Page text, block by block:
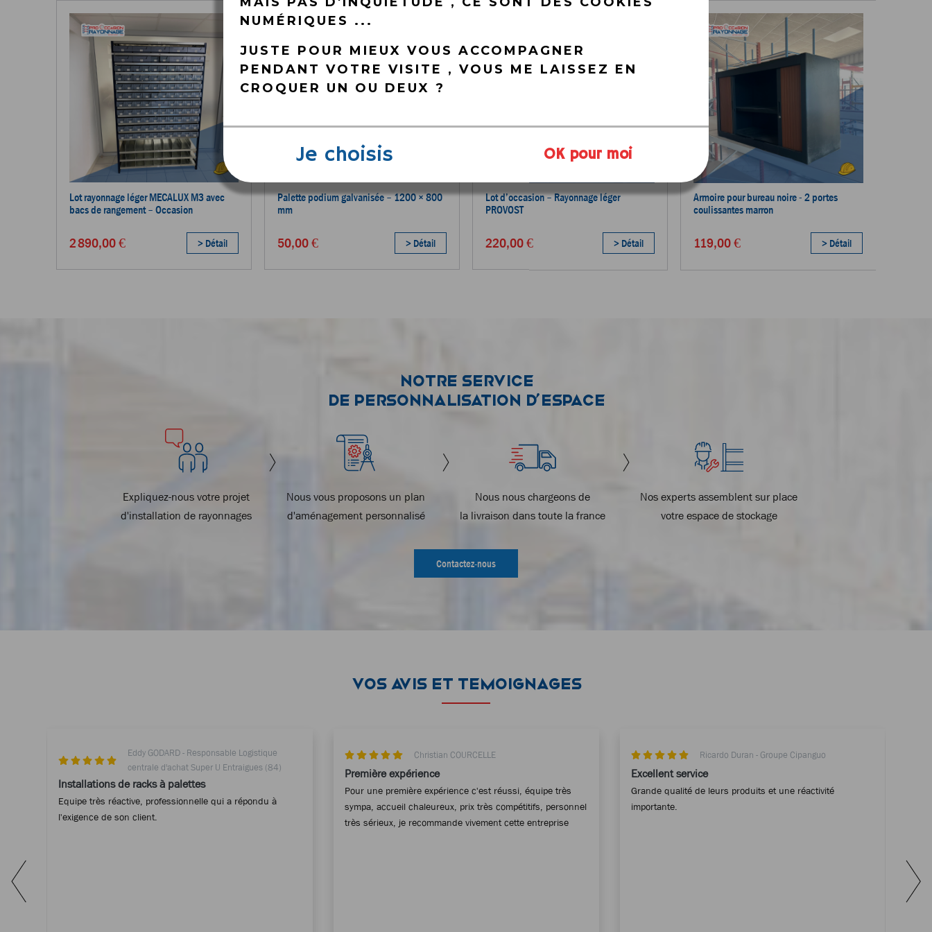
NUMÉRIQUES ...
JUSTE POUR MIEUX VOUS ACCOMPAGNER
PENDANT VOTRE VISITE , VOUS ME LAISSEZ EN
CROQUER UN OU DEUX ?
Je choisis OK pour moi
Lot rayonnage léger MECALUX M3 avec
bacs de rangement – Occasion
2 890,00 € > Détail
Palette podium galvanisée – 1200 × 800
mm
50,00 € > Détail
Lot d’occasion – Rayonnage léger
PROVOST
220,00 € > Détail
Armoire pour bureau noire - 2 portes
coulissantes marron
119,00 € > Détail
Notre service
de personnalisation d’espace
Expliquez-nous votre projet
d'installation de rayonnages
Nous vous proposons un plan
d'aménagement personnalisé
Nos experts assemblent sur place
votre espace de stockage
Nous nous chargeons de
la livraison dans toute la france
Contactez-nous
VOS AVIS ET TEMOIGNAGES
Eddy GODARD - Responsable Logistique
centrale d'achat Super U Entraigues (84)
Installations de racks à palettes
Equipe très réactive, professionnelle qui a répondu à
l'exigence de son client.
Christian COURCELLE
Première expérience
Pour une première expérience c'est réussi, équipe très
sympa, accueil chaleureux, prix très compétitifs, personnel
très sérieux, je recommande vivement cette entreprise
Ricardo Duran - Groupe Cipanguo
Excellent service
Grande qualité de leurs produits et une réactivité
importante.